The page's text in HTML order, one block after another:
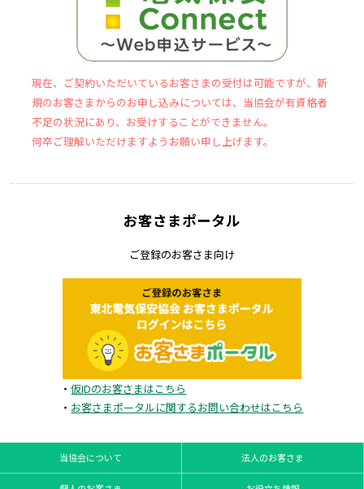
現在、ご契約いただいているお客さまの受付は可能ですが、新
規のお客さまからのお申し込みについては、当協会が有資格者
不足の状況にあり、お受けすることができません。
何卒ご理解いただけますようお願い申し上げます。
お客さまポータル
ご登録のお客さま向け
・仮IDのお客さまはこちら
・ お客さまポータルに関するお問い合わせはこちら
当協会について 法人のお客さま